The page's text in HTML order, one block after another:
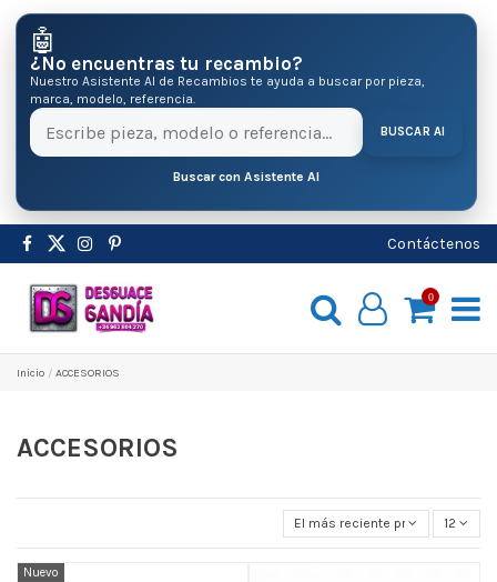
🤖
¿No encuentras tu recambio?
Nuestro Asistente AI de Recambios te ayuda a buscar por pieza,
marca, modelo, referencia.
BUSCAR AI
Buscar con Asistente AI
Contáctenos
0
Inicio ACCESORIOS
ACCESORIOS
El más reciente primero 12
Nuevo